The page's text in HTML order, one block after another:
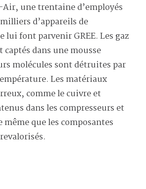
Air, une trentaine d’employés
d’appareils de
font parvenir GREE. Les gaz
dans une mousse
molécules sont détruites par
Les matériaux
comme le cuivre et
dans les compresseurs et
que les composantes